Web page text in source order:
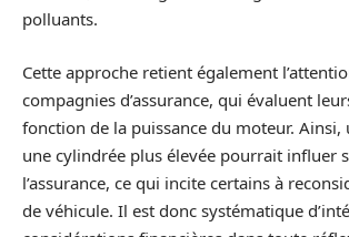
polluants.
Cette approche retient également
compagnies d’assurance, qui évaluent
fonction de la puissance du moteur. Ainsi,
une cylindrée plus élevée pourrait influer
l’assurance, ce qui incite certains à
de véhicule. Il est donc systématique